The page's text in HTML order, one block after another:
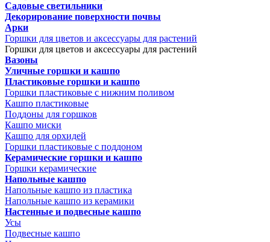
Садовые светильники
Декорирование поверхности почвы
Арки
Горшки для цветов и аксессуары для растений
Горшки для цветов и аксессуары для растений
Вазоны
Уличные горшки и кашпо
Пластиковые горшки и кашпо
Горшки пластиковые с нижним поливом
Кашпо пластиковые
Поддоны для горшков
Кашпо миски
Кашпо для орхидей
Горшки пластиковые с поддоном
Керамические горшки и кашпо
Горшки керамические
Напольные кашпо
Напольные кашпо из пластика
Напольные кашпо из керамики
Настенные и подвесные кашпо
Усы
Подвесные кашпо